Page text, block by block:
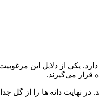
یکی از دلایل این
قرار می‌گیرند.
نهایت دانه ها را از گل